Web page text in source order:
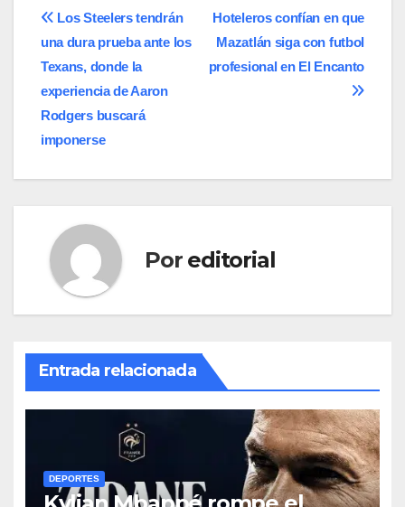
Navegación
de
entradas
Hoteleros confían en que
Mazatlán siga con futbol
profesional en El Encanto
Los Steelers tendrán
una dura prueba ante los
Texans, donde la
experiencia de Aaron
Rodgers buscará
imponerse
Por editorial
Entrada relacionada
DEPORTES